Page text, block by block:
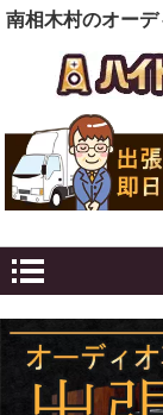
南相木村のオー